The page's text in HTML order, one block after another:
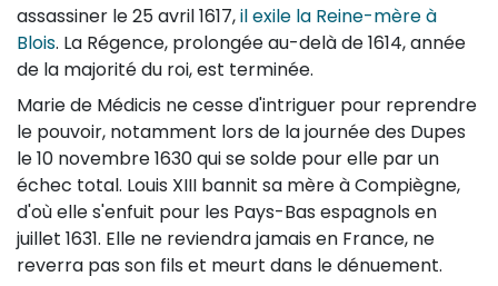
assassiner le 25 avril 1617,il exile la Reine-mère à
Blois. La Régence, prolongée au-delà de 1614, année
de la majorité du roi, est terminée.
Marie de Médicis ne cesse d'intriguer pour reprendre
le pouvoir, notamment lors de la journée des Dupes
le 10 novembre 1630 qui se solde pour elle par un
échec total. Louis XIII bannit sa mère à Compiègne,
d'où elle s'enfuit pour les Pays-Bas espagnols en
juillet 1631. Elle ne reviendra jamais en France, ne
reverra pas son fils et meurt dans le dénuement.